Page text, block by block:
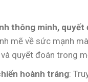
thông minh, quyết
mẽ về sức mạnh
quyết đoán trong
hoành tráng: